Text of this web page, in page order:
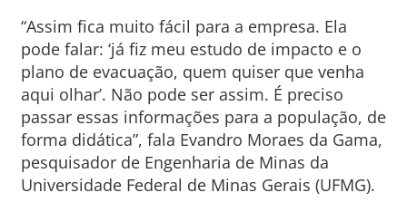
“Assim fica muito fácil para a empresa. Ela
pode falar: ‘já fiz meu estudo de impacto e o
plano de evacuação, quem quiser que venha
aqui olhar’. Não pode ser assim. É preciso
passar essas informações para a população, de
forma didática”, fala Evandro Moraes da Gama,
pesquisador de Engenharia de Minas da
Universidade Federal de Minas Gerais (UFMG).